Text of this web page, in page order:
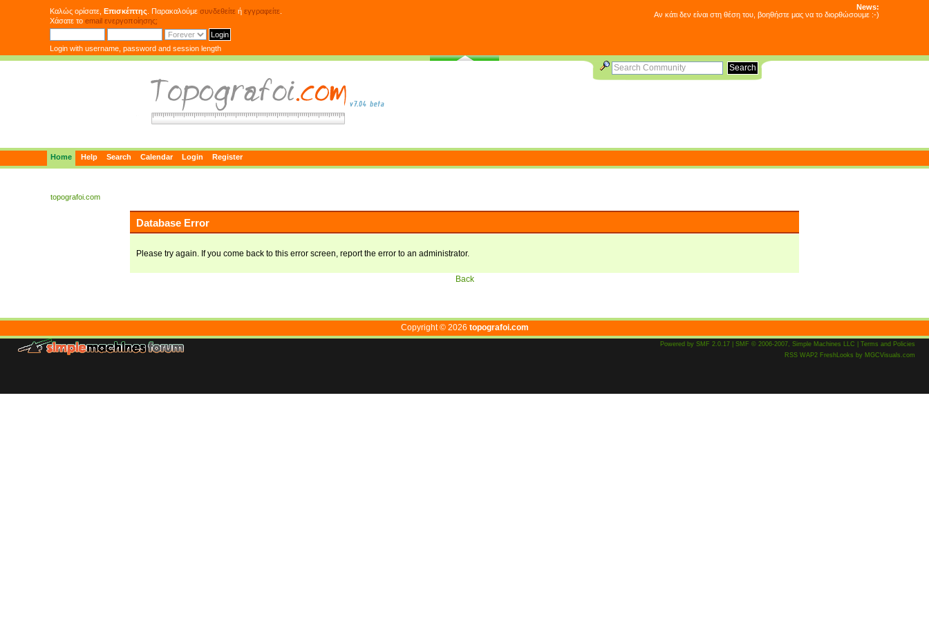
Καλώς ορίσατε,Επισκέπτης . Παρακαλούμεσυνδεθείτε ήεγγραφείτε
Χάσατε τοemail ενεργοποίησης;
Login with username, password and session length
News:
Αν κάτι δεν είναι στη θέση του, βοηθήστε μας να το διορθώσουμε :-)
Home Help Search Calendar Login Register
topografoi.com
Database Error
Please try again. If you come back to this error screen, report the error to an administrator.
Back
Copyright © 2026 topografoi.com
Powered by SMF 2.0.17 SMF © 2006-2007, Simple Machines LLC
Terms and Policies
RSS WAP2 FreshLooks by MGCVisuals.com